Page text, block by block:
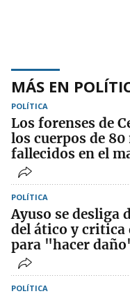
MÁS EN
POLÍTICA
Los forenses de
los cuerpos de
fallecidos en el
POLÍTICA
Ayuso se desliga
del ático y critica
para "hacer
POLÍTICA